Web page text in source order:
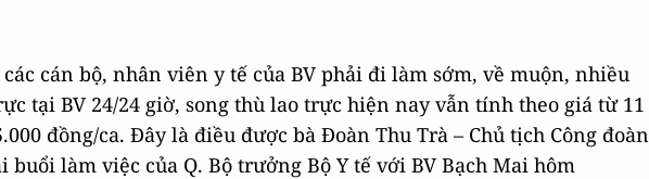
cán bộ, nhân viên y tế của BV phải đi làm sớm, về muộn, nhiều
tại BV 24/24 giờ, song thù lao trực hiện nay vẫn tính theo giá từ 11
đồng/ca. Đây là điều được bà Đoàn Thu Trà – Chủ tịch Công đoàn
buổi làm việc của Q. Bộ trưởng Bộ Y tế với BV Bạch Mai hôm